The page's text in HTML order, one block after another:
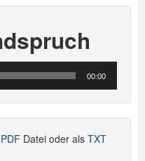
00:00
PDF Datei oder als TXT